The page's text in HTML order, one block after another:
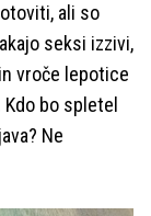
ali so
seksi izzivi,
vroče lepotice
bo spletel
Ne